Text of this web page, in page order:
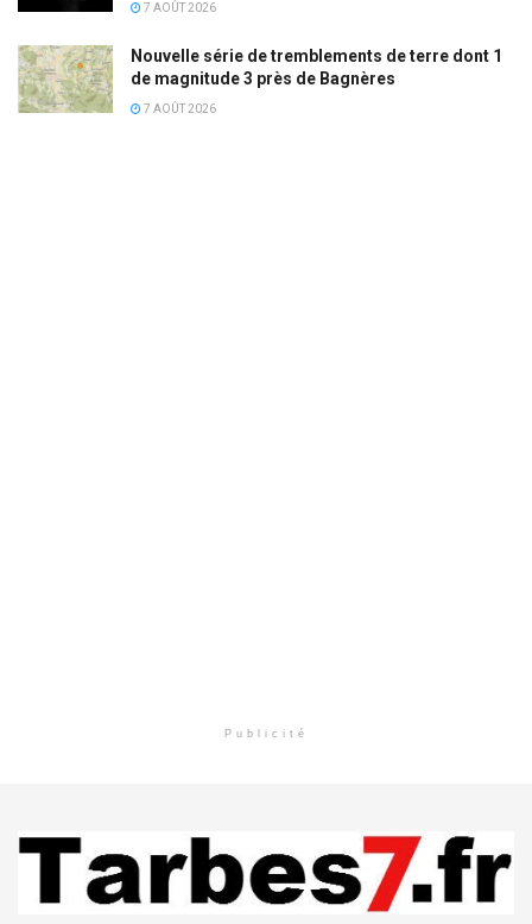
7 AOÛT 2026
Nouvelle série de tremblements de terre dont 1
de magnitude 3 près de Bagnères
7 AOÛT 2026
Publicité